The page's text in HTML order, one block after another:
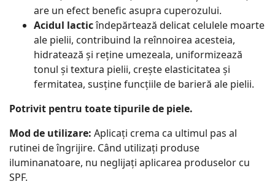
are un efect benefic asupra cuperozului.
Acidul lacticîndepărtează delicat celulele moarte
ale pielii, contribuind la reînnoirea acesteia,
hidratează și reține umezeala, uniformizează
tonul și textura pielii, crește elasticitatea și
fermitatea, susține funcțiile de barieră ale pielii.
Potrivit pentru toate tipurile de piele.
Mod de utilizare: Aplicați crema ca ultimul pas al
rutinei de îngrijire. Când utilizați produse
iluminanatoare, nu neglijați aplicarea produselor cu
SPF.